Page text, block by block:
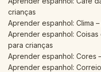
crianças
Aprender espanhol: Clima
Aprender espanhol:
para crianças
Aprender espanhol: Cores
Aprender espanhol: